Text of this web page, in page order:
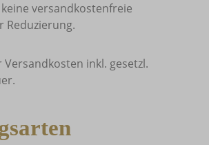
versandkostenfreie
Reduzierung.
Versandkosten inkl. gesetzl.